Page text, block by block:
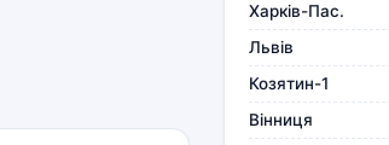
Харків-Пас.
Львів
Козятин-1
Вінниця